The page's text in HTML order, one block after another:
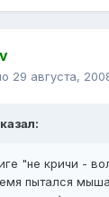
29 августа,
"не кричи -
пытался